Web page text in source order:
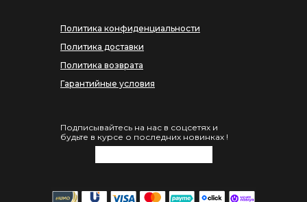
Подписывайтесь на нас в соцсетях и
будьте в курсе о последних новинках !
Политика конфиденциальности
Политика доставки
Политика возврата
Гарантийные условия